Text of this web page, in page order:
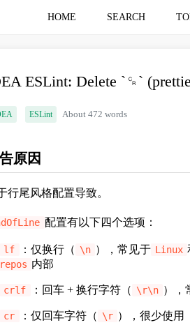
HOME SEARCH
ESLint: Delete `␍`
ESLint About 472 words
原因
行尾风格配置导致。
配置有以下四个选项：
lf ：仅换行（ \n ），常见于 Linux
repos 内部
crlf ：回车 + 换行字符（ \r\n ），
cr ：仅回车字符（ \r ），很少使用